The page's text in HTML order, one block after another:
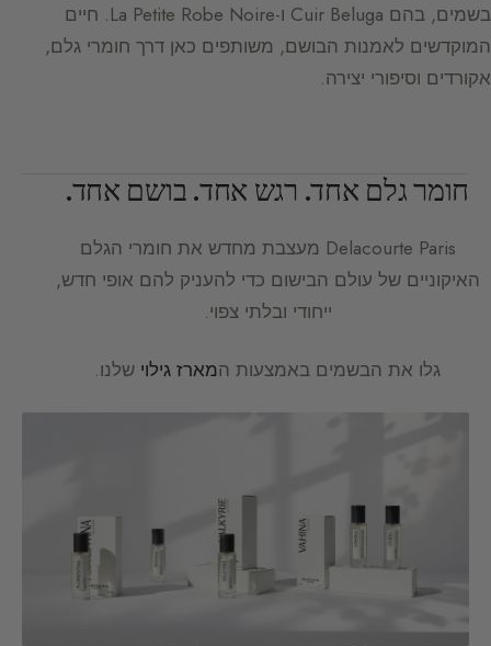
בשמים, בהם Cuir Beluga ו-La Petite Robe Noire. חיים
המוקדשים לאמנות הבושם, משותפים כאן דרך חומרי גלם,
אקורדים וסיפורי יצירה.
חומר גלם אחד. רגש אחד. בושם אחד.
Delacourte Paris מעצבת מחדש את חומרי הגלם
האיקוניים של עולם הבישום כדי להעניק להם אופי חדש,
ייחודי ובלתי צפוי.
גלו את הבשמים באמצעות המארז גילוי שלנו.